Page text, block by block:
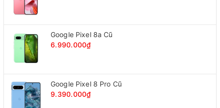
Google Pixel 8a Cũ
6.990.000₫
Google Pixel 8 Pro Cũ
9.390.000₫